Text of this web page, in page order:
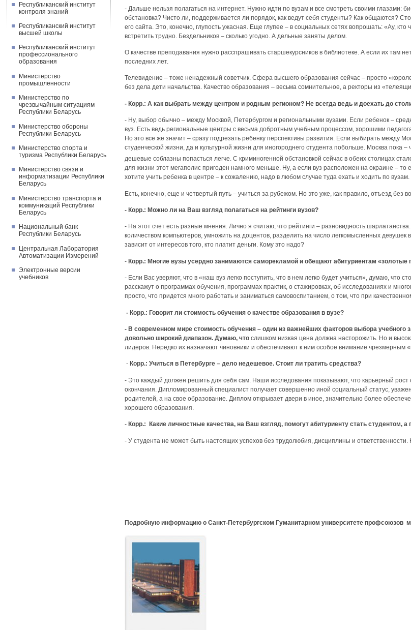
Республиканский институт
контроля знаний
Республиканский институт
высшей школы
Республиканский институт
профессионального
образования
Министерство
промышленности
Министерство по
чрезвычайным ситуациям
Республики Беларусь
Министерство обороны
Республики Беларусь
Министерство спорта и
туризма Республики Беларусь
Министерство связи и
информатизации Республики
Беларусь
Министерство транспорта и
коммуникаций Республики
Беларусь
Национальный банк
Республики Беларусь
Центральная Лаборатория
Автоматизации Измерений
Электронные версии
учебников
- Дальше нельзя полагаться на интернет. Нужно идти по вузам и все смотреть своими глазами:
обстановка? Чисто ли, поддерживается ли порядок, как ведут себя студенты? Как общаются?
его сайта. Это, конечно, глупость ужасная. Еще глупее – в социальных сетях вопрошать: «Ау,
встретить трудно. Бездельников – сколько угодно. А дельные заняты делом.
О качестве преподавания нужно расспрашивать старшекурсников в библиотеке. А если их там
последних лет.
Телевидение – тоже ненадежный советчик. Сфера высшего образования сейчас – просто
без дела дети начальства. Качество образования – весьма сомнительное, а ректоры из
- Корр.: А как выбрать между центром и родным регионом? Не всегда ведь и доехать до
- Ну, выбор обычно – между Москвой, Петербургом и региональными вузами. Если ребенок –
вуз. Есть ведь региональные центры с весьма добротным учебным процессом, хорошими
Но это все же значит – сразу подрезать ребенку перспективы развития. Если выбирать между
студенческой жизни, да и культурной жизни для иногороднего студента побольше. Москва пока
дешевые соблазны попасться легче. С криминогенной обстановкой сейчас в обеих столицах
для жизни этот мегаполис пригоден намного меньше. Ну, а если вуз расположен на окраине –
хотите учить ребенка в центре – к сожалению, надо в любом случае туда ехать и ходить по
Есть, конечно, еще и четвертый путь – учиться за рубежом. Но это уже, как правило, отъезд без
- Корр.: Можно ли на Ваш взгляд полагаться на рейтинги вузов?
- На этот счет есть разные мнения. Лично я считаю, что рейтинги – разновидность
количеством компьютеров, умножить на доцентов, разделить на число легкомысленных
зависит от интересов того, кто платит деньги. Кому это надо?
- Корр.: Многие вузы усердно занимаются саморекламой и обещают абитуриентам
- Если Вас уверяют, что в «наш вуз легко поступить, что в нем легко будет учиться», думаю,
расскажут о программах обучения, программах практик, о стажировках, об исследованиях и
просто, что придется много работать и заниматься самовоспитанием, о том, что при
- Корр.: Говорит ли стоимость обучения о качестве образования в вузе?
- В современном мире стоимость обучения – один из важнейших факторов выбора
довольно широкий диапазон. Думаю, что слишком низкая цена должна насторожить. Но и
лидеров. Нередко их назначают чиновники и обеспечивают к ним особое внимание чрезмерным
- Корр.: Учиться в Петербурге – дело недешевое. Стоит ли тратить средства?
- Это каждый должен решить для себя сам. Наши исследования показывают, что карьерный
окончания. Дипломированный специалист получает совершенно иной социальный статус,
родителей, а на свое образование. Диплом открывает двери в иное, значительно более
хорошего образования.
- Корр.: Какие личностные качества, на Ваш взгляд, помогут абитуриенту стать студентом,
- У студента не может быть настоящих успехов без трудолюбия, дисциплины и
Подробную информацию о Санкт-Петербургском Гуманитарном университете профсоюзов